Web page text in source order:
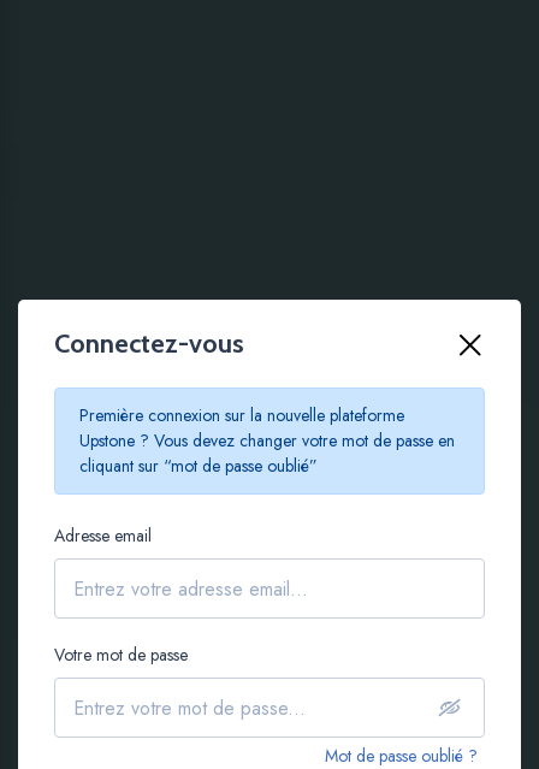
Connectez-vous
Première connexion sur la nouvelle plateforme
Upstone ? Vous devez changer votre mot de passe en
cliquant sur “mot de passe oublié”
Adresse email
Mot de passe oublié ?
Votre mot de passe
100 % EN LIGNE
Le crowdfunding
immobilier à partir de
100 €
S'inscrire gratuitement